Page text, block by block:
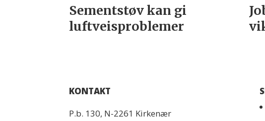
Sementstøv kan gi
luftveisproblemer
KONTAKT
P.b. 130, N-2261 Kirkenær